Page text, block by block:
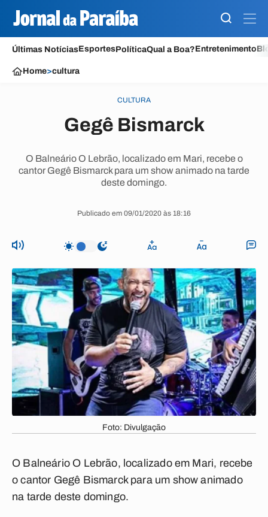
Últimas NotíciasEsportesPolíticaQual a Boa?Entretenimento
Home>cultura
CULTURA
Gegê Bismarck
O Balneário O Lebrão, localizado em Mari, recebe o
cantor Gegê Bismarck para um show animado na tarde
deste domingo.
Publicado em 09/01/2020 às 18:16
Foto: Divulgação
O Balneário O Lebrão, localizado em Mari, recebe
o cantor Gegê Bismarck para um show animado
na tarde deste domingo.